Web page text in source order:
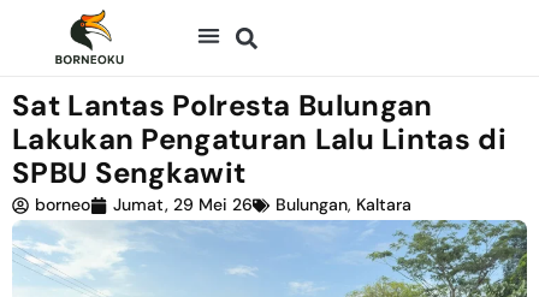
Sat Lantas Polresta Bulungan
Lakukan Pengaturan Lalu Lintas di
SPBU Sengkawit
borneo Jumat, 29 Mei 26 Bulungan, Kaltara